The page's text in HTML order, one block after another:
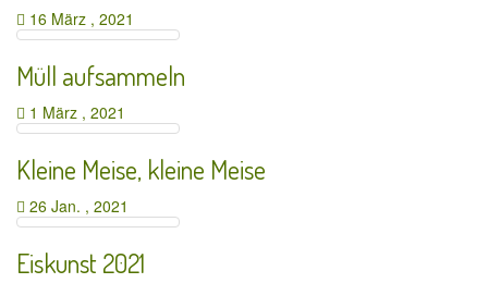
16 März , 2021
Müll aufsammeln
1 März , 2021
Kleine Meise, kleine Meise
26 Jan. , 2021
Eiskunst 2021